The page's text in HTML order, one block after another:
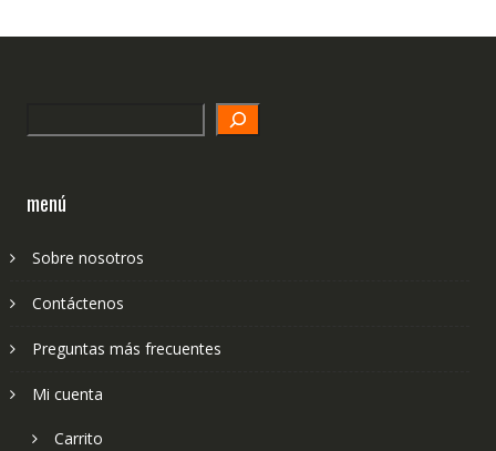
menú
Sobre nosotros
Contáctenos
Preguntas más frecuentes
Mi cuenta
Carrito